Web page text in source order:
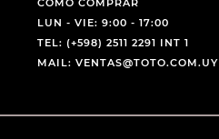
CÓMO COMPRAR
LUN - VIE: 9:00 - 17:00
TEL: (+598) 2511 2291 INT 1
MAIL: VENTAS@TOTO.COM.UY